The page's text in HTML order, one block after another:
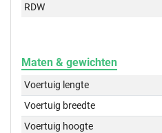
RDW
Maten & gewichten
Voertuig lengte
Voertuig breedte
Voertuig hoogte